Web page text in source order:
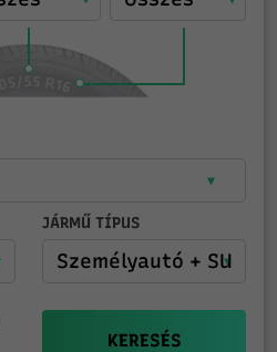
JÁRMŰ TÍPUS
KERESÉS